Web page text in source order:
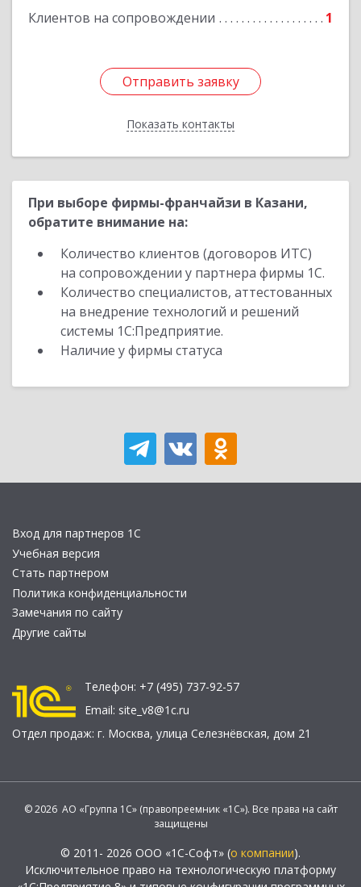
Клиентов на сопровождении 1
Отправить заявку
Показать контакты
Отправить заявку
Назад
При выборе фирмы-франчайзи в Казани,
обратите внимание на:
Количество клиентов (договоров ИТС)
на сопровождении у партнера фирмы 1С.
Количество специалистов, аттестованных
на внедрение технологий и решений
системы 1С:Предприятие.
Наличие у фирмы статуса
Вход для партнеров 1С
Учебная версия
Стать партнером
Политика конфиденциальности
Замечания по сайту
Другие сайты
Телефон: +7 (495) 737-92-57
Email: site_v8@1c.ru
Отдел продаж: г. Москва, улица Селезнёвская, дом 21
© 2026 АО «Группа 1С» (правопреемник «1С»). Все права на сайт
защищены
© 2011- 2026 ООО «1С-Софт» (о компании).
Исключительное право на технологическую платформу